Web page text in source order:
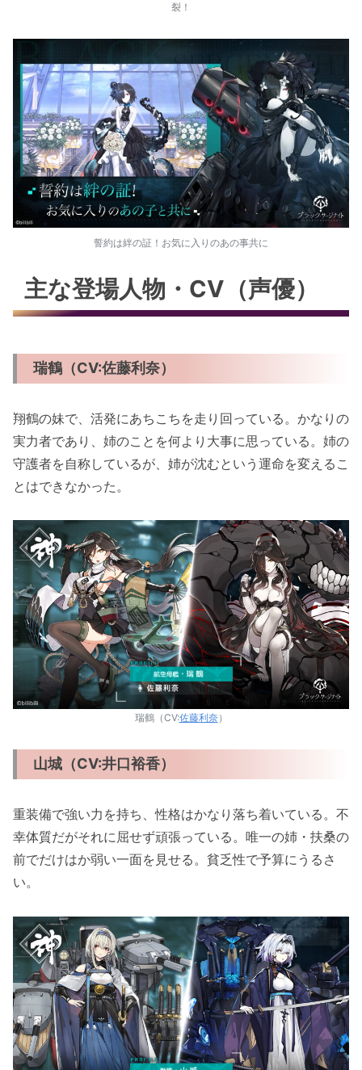
裂！
誓約は絆の証！お気に入りのあの事共に
主な登場人物・CV（声優）
瑞鶴（CV:佐藤利奈）
翔鶴の妹で、活発にあちこちを走り回っている。かなりの
実力者であり、姉のことを何より大事に思っている。姉の
守護者を自称しているが、姉が沈むという運命を変えるこ
とはできなかった。
瑞鶴（CV:佐藤利奈 ）
山城（CV:井口裕香）
重装備で強い力を持ち、性格はかなり落ち着いている。不
幸体質だがそれに屈せず頑張っている。唯一の姉・扶桑の
前でだけはか弱い一面を見せる。貧乏性で予算にうるさ
い。